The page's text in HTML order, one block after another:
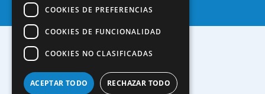
COOKIES DE PREFERENCIAS
COOKIES DE FUNCIONALIDAD
COOKIES NO CLASIFICADAS
ACEPTAR TODO RECHAZAR TODO